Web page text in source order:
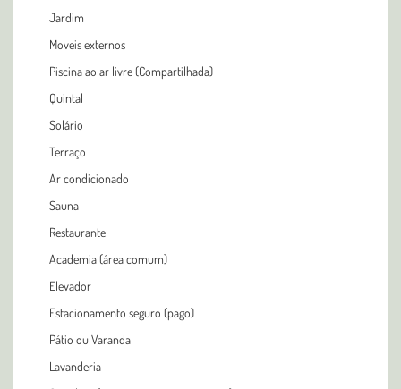
Jardim
Moveis externos
Piscina ao ar livre (Compartilhada)
Quintal
Solário
Terraço
Ar condicionado
Sauna
Restaurante
Academia (área comum)
Elevador
Estacionamento seguro (pago)
Pátio ou Varanda
Lavanderia